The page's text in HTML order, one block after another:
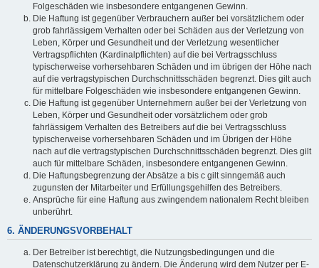
Folgeschäden wie insbesondere entgangenen Gewinn.
Die Haftung ist gegenüber Verbrauchern außer bei vorsätzlichem oder
grob fahrlässigem Verhalten oder bei Schäden aus der Verletzung von
Leben, Körper und Gesundheit und der Verletzung wesentlicher
Vertragspflichten (Kardinalpflichten) auf die bei Vertragsschluss
typischerweise vorhersehbaren Schäden und im übrigen der Höhe nach
auf die vertragstypischen Durchschnittsschäden begrenzt. Dies gilt auch
für mittelbare Folgeschäden wie insbesondere entgangenen Gewinn.
Die Haftung ist gegenüber Unternehmern außer bei der Verletzung von
Leben, Körper und Gesundheit oder vorsätzlichem oder grob
fahrlässigem Verhalten des Betreibers auf die bei Vertragsschluss
typischerweise vorhersehbaren Schäden und im Übrigen der Höhe
nach auf die vertragstypischen Durchschnittsschäden begrenzt. Dies gilt
auch für mittelbare Schäden, insbesondere entgangenen Gewinn.
Die Haftungsbegrenzung der Absätze a bis c gilt sinngemäß auch
zugunsten der Mitarbeiter und Erfüllungsgehilfen des Betreibers.
Ansprüche für eine Haftung aus zwingendem nationalem Recht bleiben
unberührt.
6. ÄNDERUNGSVORBEHALT
Der Betreiber ist berechtigt, die Nutzungsbedingungen und die
Datenschutzerklärung zu ändern. Die Änderung wird dem Nutzer per E-